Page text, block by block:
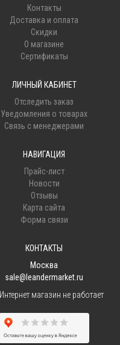
Контакты
Доставка и оплата
Скидки
О магазине
Сертификаты
ЛИЧНЫЙ КАБИНЕТ
Отследить заказ
Уведомления о товарах
Связь с менеджерами
НАВИГАЦИЯ
Прайс-лист
Новости
Отзывы
Карта сайта
Форма связи
КОНТАКТЫ
Москва
sale@leandermarket.ru
Интернет магазин не работает